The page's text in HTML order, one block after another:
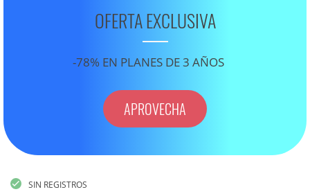
OFERTA EXCLUSIVA
-78% EN PLANES DE 3 AÑOS
APROVECHA
SIN REGISTROS